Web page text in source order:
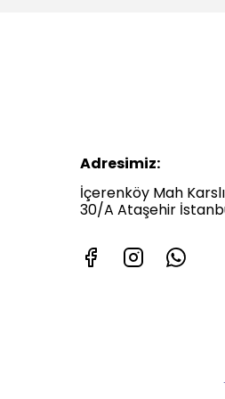
Adresimiz:
İçerenköy Mah
30/A Ataşehir